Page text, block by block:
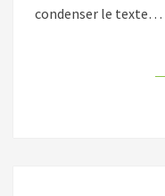
condenser le texte…